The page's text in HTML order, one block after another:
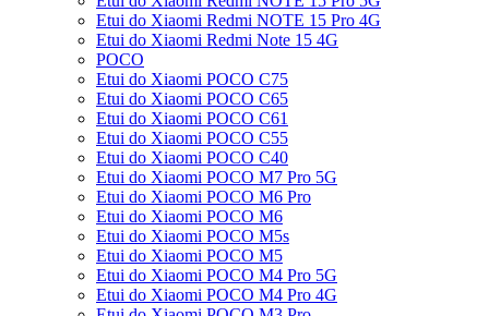
Etui do Xiaomi Redmi NOTE 15 Pro 4G
Etui do Xiaomi Redmi Note 15 4G
POCO
Etui do Xiaomi POCO C75
Etui do Xiaomi POCO C65
Etui do Xiaomi POCO C61
Etui do Xiaomi POCO C55
Etui do Xiaomi POCO C40
Etui do Xiaomi POCO M7 Pro 5G
Etui do Xiaomi POCO M6 Pro
Etui do Xiaomi POCO M6
Etui do Xiaomi POCO M5s
Etui do Xiaomi POCO M5
Etui do Xiaomi POCO M4 Pro 5G
Etui do Xiaomi POCO M4 Pro 4G